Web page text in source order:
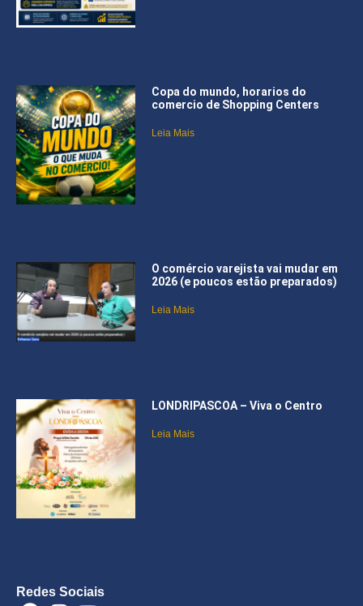
Copa do mundo, horarios do
comercio de Shopping Centers
Leia Mais
O comércio varejista vai mudar em
2026 (e poucos estão preparados)
Leia Mais
LONDRIPASCOA – Viva o Centro
Leia Mais
Redes Sociais